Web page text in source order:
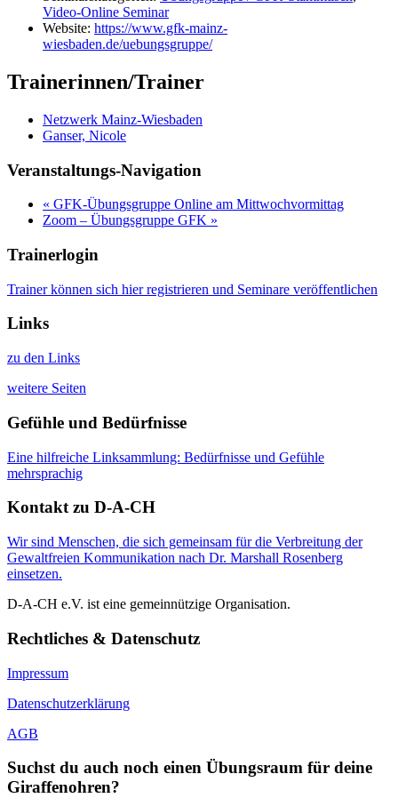
Video-Online Seminar
Website: https://www.gfk-mainz-
wiesbaden.de/uebungsgruppe/
Trainerinnen/Trainer
Netzwerk Mainz-Wiesbaden
Ganser, Nicole
Veranstaltungs-Navigation
« GFK-Übungsgruppe Online am Mittwochvormittag
Zoom – Übungsgruppe GFK »
Trainerlogin
Trainer können sich hier registrieren und Seminare veröffentlichen
Links
zu den Links
weitere Seiten
Gefühle und Bedürfnisse
Eine hilfreiche Linksammlung: Bedürfnisse und Gefühle
mehrsprachig
Kontakt zu D-A-CH
Wir sind Menschen, die sich gemeinsam für die Verbreitung der
Gewaltfreien Kommunikation nach Dr. Marshall Rosenberg
einsetzen.
D-A-CH e.V. ist eine gemeinnützige Organisation.
Rechtliches & Datenschutz
Impressum
Datenschutzerklärung
AGB
Suchst du auch noch einen Übungsraum für deine
Giraffenohren?